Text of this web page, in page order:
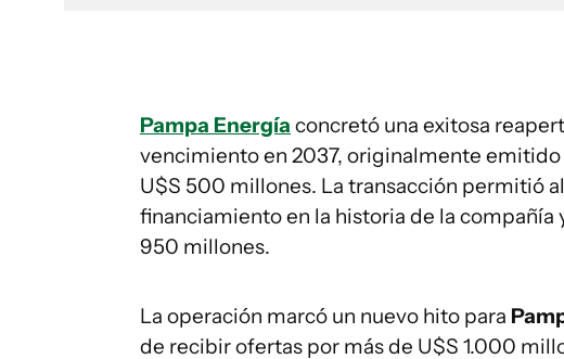
Pampa Energía concretó una exitosa
vencimiento en 2037, originalmente
U$S 500 millones. La transacción permitió
financiamiento en la historia de la
950 millones.
La operación marcó un nuevo hito para
de recibir ofertas por más de U$S 1.000